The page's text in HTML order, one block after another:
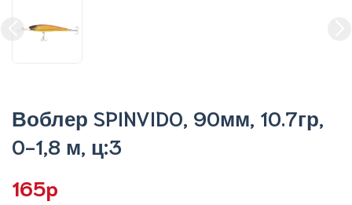
Воблер SPINVIDO, 90мм, 10.7гр,
0-1,8 м, ц:3
165p